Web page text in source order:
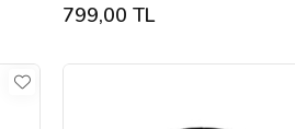
799,00 TL